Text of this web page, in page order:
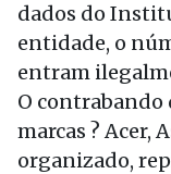
dados do
entidade, o
entram
O contrabando
marcas ? Acer,
organizado,